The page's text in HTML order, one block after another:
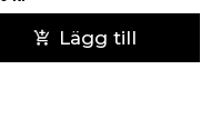
Lägg till